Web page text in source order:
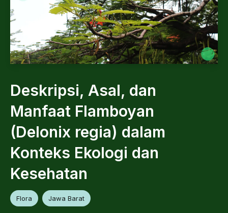
Deskripsi, Asal, dan
Manfaat Flamboyan
(Delonix regia) dalam
Konteks Ekologi dan
Kesehatan
Flora Jawa Barat